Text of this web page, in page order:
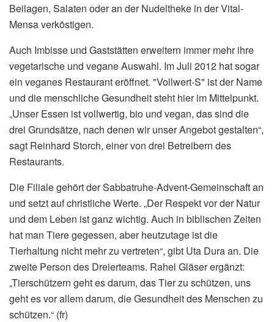
Beilagen, Salaten oder an der Nudeltheke in der Vital-
Mensa verköstigen.
Auch Imbisse und Gaststätten erweitern immer mehr ihre
vegetarische und vegane Auswahl. Im Juli 2012 hat sogar
ein veganes Restaurant eröffnet. "Vollwert-S" ist der Name
und die menschliche Gesundheit steht hier im Mittelpunkt.
„Unser Essen ist vollwertig, bio und vegan, das sind die
drei Grundsätze, nach denen wir unser Angebot gestalten“,
sagt Reinhard Storch, einer von drei Betreibern des
Restaurants.
Die Filiale gehört der Sabbatruhe-Advent-Gemeinschaft an
und setzt auf christliche Werte. „Der Respekt vor der Natur
und dem Leben ist ganz wichtig. Auch in biblischen Zeiten
hat man Tiere gegessen, aber heutzutage ist die
Tierhaltung nicht mehr zu vertreten“, gibt Uta Dura an. Die
zweite Person des Dreierteams. Rahel Gläser ergänzt:
„Tierschützern geht es darum, das Tier zu schützen, uns
geht es vor allem darum, die Gesundheit des Menschen zu
schützen.“ (fr)